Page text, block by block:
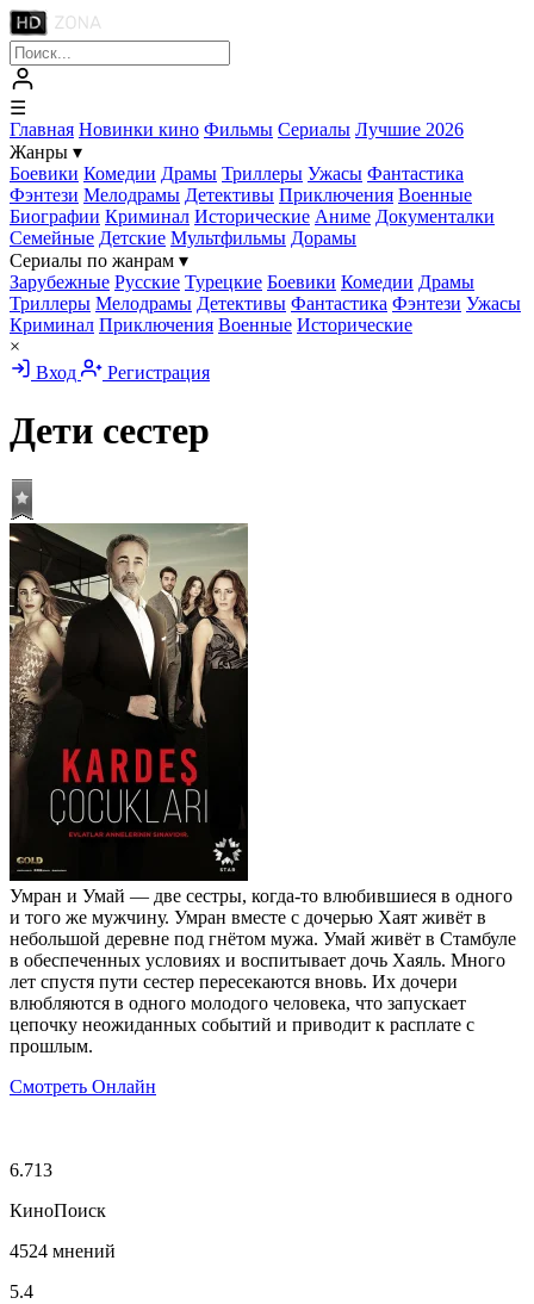
☰
Главная Новинки кино Фильмы Сериалы Лучшие 2026
Жанры ▾
Боевики Комедии Драмы Триллеры Ужасы Фантастика
Фэнтези Мелодрамы Детективы Приключения Военные
Биографии Криминал Исторические Аниме Документалки
Семейные Детские Мультфильмы Дорамы
Сериалы по жанрам ▾
Зарубежные Русские Турецкие Боевики Комедии Драмы
Триллеры Мелодрамы Детективы Фантастика Фэнтези Ужасы
Криминал Приключения Военные Исторические
×
Вход
Регистрация
Дети сестер
Умран и Умай — две сестры, когда-то влюбившиеся в одного
и того же мужчину. Умран вместе с дочерью Хаят живёт в
небольшой деревне под гнётом мужа. Умай живёт в Стамбуле
в обеспеченных условиях и воспитывает дочь Хаяль. Много
лет спустя пути сестер пересекаются вновь. Их дочери
влюбляются в одного молодого человека, что запускает
цепочку неожиданных событий и приводит к расплате с
прошлым.
Смотреть Онлайн
6.713
КиноПоиск
4524 мнений
5.4